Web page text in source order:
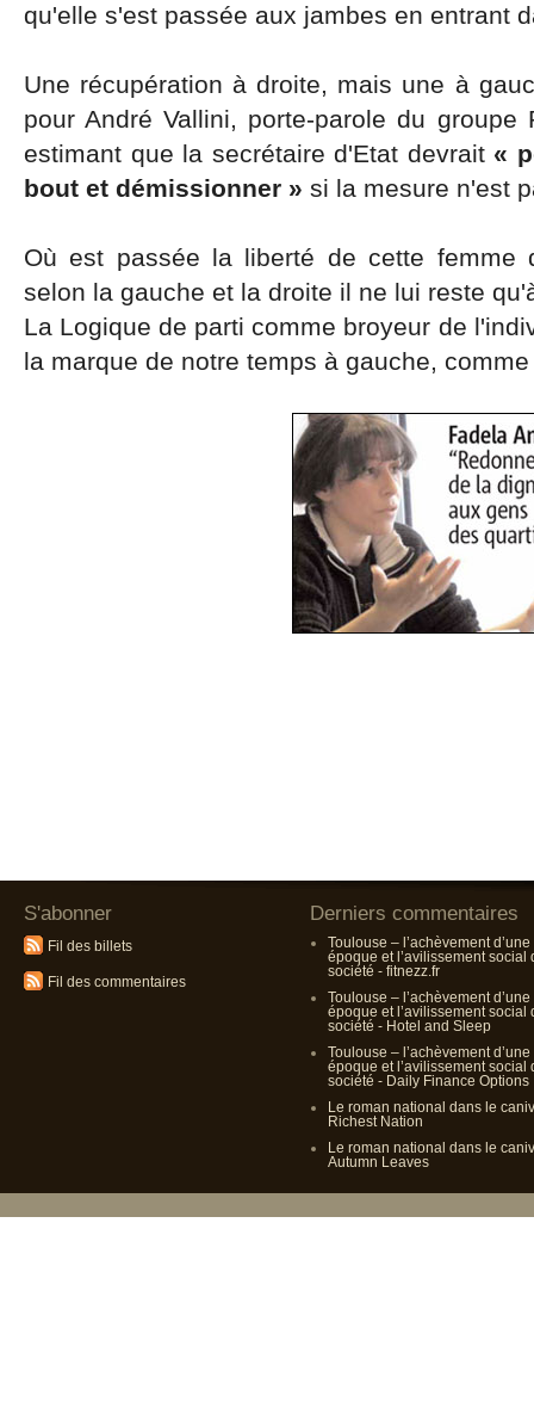
qu'elle s'est passée aux jambes en entrant
Une récupération à droite, mais une à
pour André Vallini, porte-parole du groupe
estimant que la secrétaire d'Etat devrait «
bout et démissionner » si la mesure n'est
Où est passée la liberté de cette femme
selon la gauche et la droite il ne lui reste
La Logique de parti comme broyeur de
la marque de notre temps à gauche,
S'abonner
Fil des billets
Fil des commentaires
Derniers commentaires
Toulouse – l’achèvement d’une
époque et l’avilissement social
société - fitnezz.fr
Toulouse – l’achèvement d’une
époque et l’avilissement social
société - Hotel and Sleep
Toulouse – l’achèvement d’une
époque et l’avilissement social
société - Daily Finance Options
Le roman national dans le
Richest Nation
Le roman national dans le
Autumn Leaves